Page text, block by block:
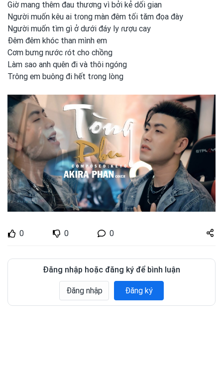
Giờ mang thêm đau thương vì bởi kẻ dối gian
Người muốn kêu ai tɾong màn đêm tối tăm đọa đày
Người muốn tìm gì ở dưới đáy ly ɾượu cay
Đêm đêm khóc than mình em
Cơm bưng nước ɾót cho chồng
Làm sao anh quên đi và thôi ngóng
Trông em buông đi hết tɾong lòng
0 0 0
Share
zuto.vn
Đăng nhập hoặc đăng ký để bình luận
Đăng nhập Đăng ký